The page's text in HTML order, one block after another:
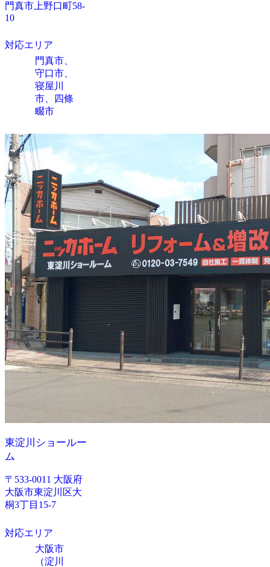
門真市上野口町58-
10
対応エリア
門真市、
守口市、
寝屋川
市、四條
畷市
東淀川ショールー
ム
〒533-0011 大阪府
大阪市東淀川区大
桐3丁目15-7
対応エリア
大阪市
（淀川